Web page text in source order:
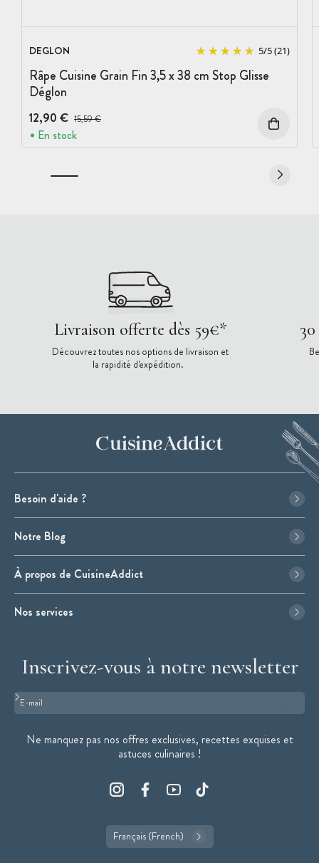
DEGLON 5/5(21)
Râpe Cuisine Grain Fin 3,5 x 38 cm Stop Glisse
Déglon
12,90 € Prix avant réduction :
15,59 €
En stock
Livraison offerte dès 59€*
Découvrez toutes nos options de livraison et
la rapidité d'expédition.
Besoin d'aide ?
Notre Blog
À propos de CuisineAddict
Nos services
Inscrivez-vous à notre newsletter
Format : adresse@email.com
Ne manquez pas nos offres exclusives, recettes exquises et
astuces culinaires !
Français (French)